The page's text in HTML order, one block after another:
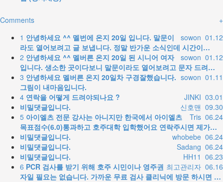
+
Comments
sowon 01.12
1 안녕하세요 ^^ 멜번에 온지 20일 입니다. 말문이
라도 열어보려고 글 보냅니다. 정말 반가운 소식인데 시간이…
sowon 01.12
2 안녕하세요 ^^ 멜버른 온지 20일 된 시니어 여자
입니다. 생소한 곳이다보니 말문이라도 열어보려고 문자 드려…
sowon 01.11
3 안녕하세요 멜버른 온지 20일차 구경잘했습니다.
그림이 내마음입니다.
JINKI 03.01
4 연락을 어떻게 드려야되나요 ?
신호맨 09.30
비밀댓글입니다.
Tris 06.24
5 아이엘츠 전문 강사는 아니지만 한국에서 아이엘츠
목표점수(6.0)통과하고 호주대학 입학했어요 연락주시면 제가…
whobebe 06.24
비밀댓글입니다.
Sadang 06.24
비밀댓글입니다.
HH11 06.23
비밀댓글입니다.
최고관리자 06.16
6 PCR 검사를 받기 위해 호주 시민이나 영주권
자일 필요는 없습니다. 가까운 무료 검사 클리닉에 방문 하시면 …